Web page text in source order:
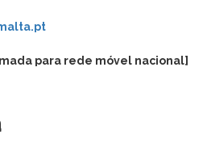
para rede móvel nacional]